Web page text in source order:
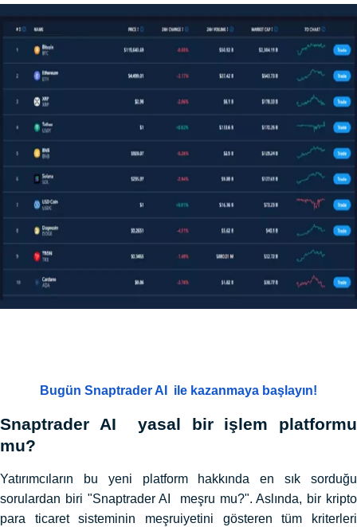
Bugün Snaptrader AI ile kazanmaya başlayın!
Snaptrader AI yasal bir işlem platformu
mu?
Yatırımcıların bu yeni platform hakkında en sık sorduğu
sorulardan biri "Snaptrader AI meşru mu?". Aslında, bir kripto
para ticaret sisteminin meşruiyetini gösteren tüm kriterleri